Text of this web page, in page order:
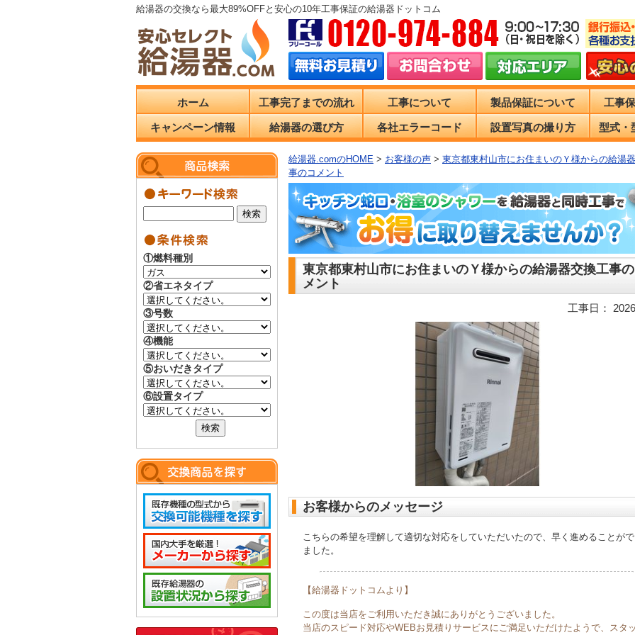
給湯器の交換なら最大89%OFFと安心の10年工事保証の給湯器ドットコム
ホーム 工事完了までの流れ 工事について 製品保証について 工事
キャンペーン情報 給湯器の選び方 各社エラーコード 設置写真の撮り方 型式・
①燃料種別
②省エネタイプ
③号数
④機能
⑤おいだきタイプ
⑥設置タイプ
給湯器.comのHOME > お客様の声 > 東京都東村山市にお住まいのＹ様からの給湯
事のコメント
東京都東村山市にお住まいのＹ様からの給湯器交換工事
メント
工事日：
お客様からのメッセージ
こちらの希望を理解して適切な対応をしていただいたので、早く進めることが
ました。
【給湯器ドットコムより】
この度は当店をご利用いただき誠にありがとうございました。
当店のスピード対応やWEBお見積りサービスにご満足いただけたようで、スタ